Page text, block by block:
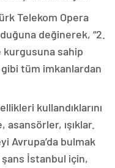
Telekom Opera
değinerek, “2.
kurgusuna sahip
tüm imkanlardan
kullandıklarını
ışıklar.
Avrupa’da bulmak
İstanbul için,